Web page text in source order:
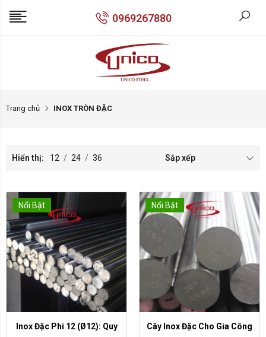
0969267880
Trang chủ INOX TRÒN ĐẶC
Hiển thị: 12 / 24 / 36 Sắp xếp
Nổi Bật
Inox Đặc Phi 12 (Ø12): Quy
Nổi Bật
Cây Inox Đặc Cho Gia Công